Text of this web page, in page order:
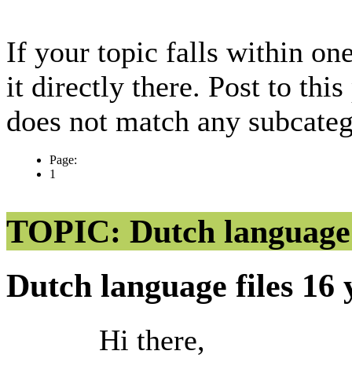
If your topic falls within
it directly there. Post to
does not match any
Page:
1
TOPIC: Dutch
Dutch language files 16
Hi there,